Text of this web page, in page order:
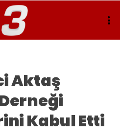
Aktaş
Kabul Etti